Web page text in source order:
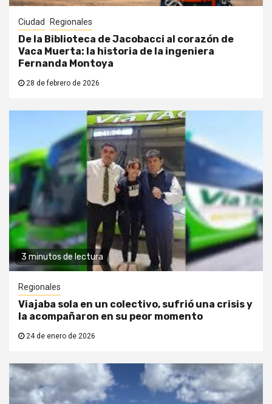
Ciudad Regionales
De la Biblioteca de Jacobacci al corazón de
Vaca Muerta: la historia de la ingeniera
Fernanda Montoya
28 de febrero de 2026
3 minutos de lectura
Regionales
Viajaba sola en un colectivo, sufrió una crisis y
la acompañaron en su peor momento
24 de enero de 2026